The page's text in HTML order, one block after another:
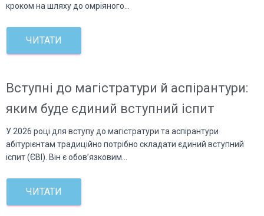
кроком на шляху до омріяного…
ЧИТАТИ
Вступні до магістратури й аспірантури:
яким буде єдиний вступний іспит
У 2026 році для вступу до магістратури та аспірантури
абітурієнтам традиційно потрібно складати єдиний вступний
іспит (ЄВІ). Він є обов’язковим…
ЧИТАТИ